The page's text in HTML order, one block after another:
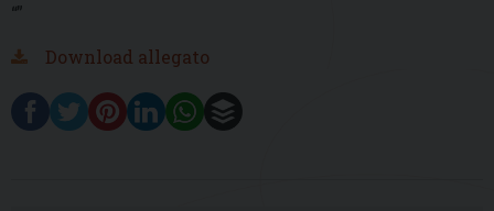
“”
Download allegato